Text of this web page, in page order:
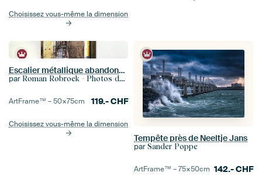
Choisissez vous-même la dimension
Escalier métallique abandonné.
par Roman Robroek - Photos de bâtiments abandonnés
ArtFrame™ –50×75cm 119.-CHF
Choisissez vous-même la dimension
Tempête près de Neeltje Jans
par Sander Poppe
ArtFrame™ –75×50cm 142.-CHF